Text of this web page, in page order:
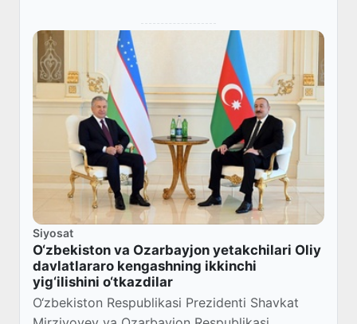
Siyosat
O‘zbekiston va Ozarbayjon yetakchilari Oliy
davlatlararo kengashning ikkinchi
yig‘ilishini o‘tkazdilar
O‘zbekiston Respublikasi Prezidenti Shavkat